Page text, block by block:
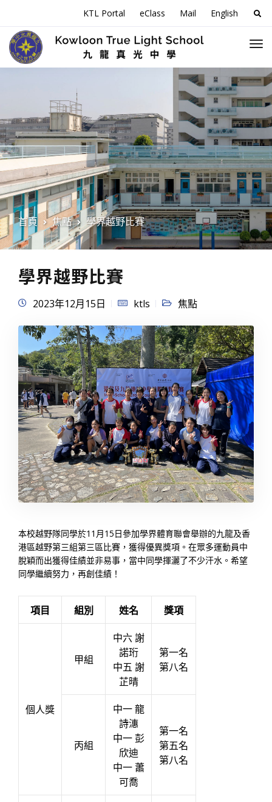
KTL Portal eClass Mail English
搜
尋
關
於
首頁 焦點 學界越野比賽
學界越野比賽
2023年12月15日 ktls 焦點
本校越野隊同學於11月15日參加學界體育聯會舉辦的九龍及香
港區越野第三組第三區比賽，獲得優異獎項。在眾多運動員中
脫穎而出獲得佳績並非易事，當中同學揮灑了不少汗水。希望
同學繼續努力，再創佳績！
項目 組別 姓名 獎項
個人獎
甲組
中六 謝
諾珩
中五 謝
芷晴
第一名
第八名
丙組
中一 龍
詩潓
中一 彭
欣迪
中一 蕭
可喬
第一名
第五名
第八名